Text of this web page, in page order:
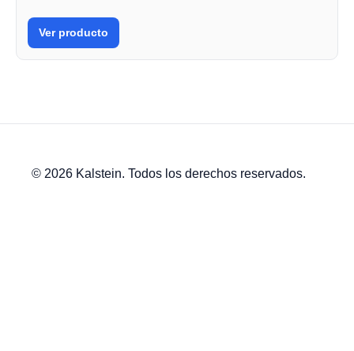
Ver producto
© 2026 Kalstein. Todos los derechos reservados.